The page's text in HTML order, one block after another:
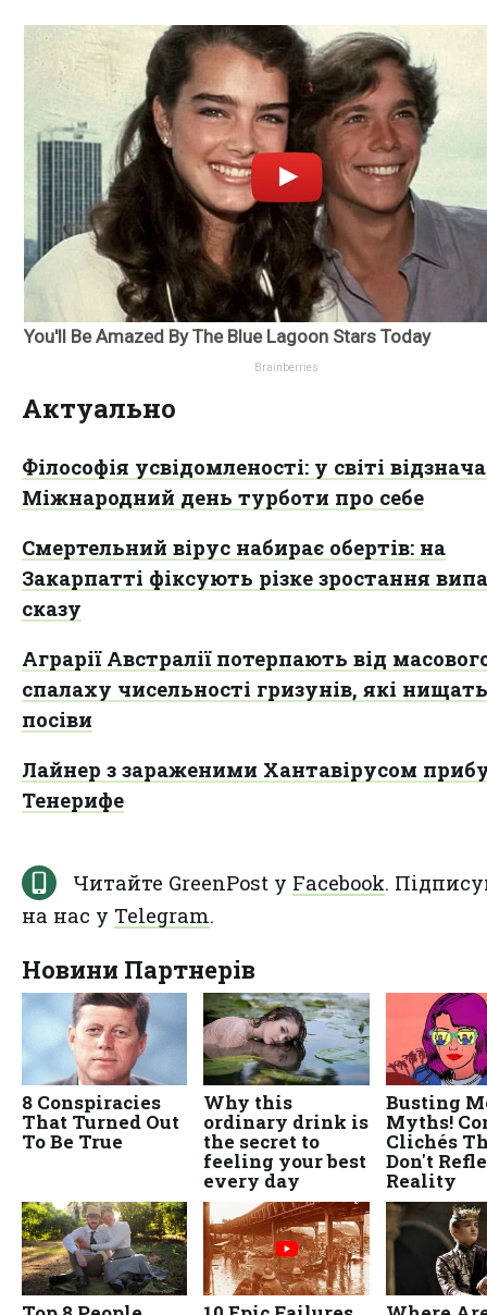
Актуально
Філософія усвідомленості: у світі
Міжнародний день турботи про себе
Смертельний вірус набирає обертів: на
Закарпатті фіксують різке зростання
сказу
Аграрії Австралії потерпають від
спалаху чисельності гризунів, які нищать
посіви
Лайнер з зараженими Хантавірусом
Тенерифе
Читайте GreenPost у Facebook.
на нас у Telegram.